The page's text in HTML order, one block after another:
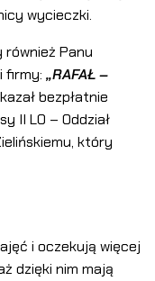
wycieczki.
również Panu
firmy: „RAFAŁ –
bezpłatnie
II LO – Oddział
który
i oczekują więcej
dzięki nim mają